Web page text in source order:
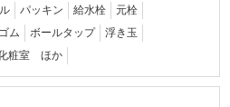
パッキン 給水栓
元栓
ム ボールタップ
浮き玉
粧室 ほか